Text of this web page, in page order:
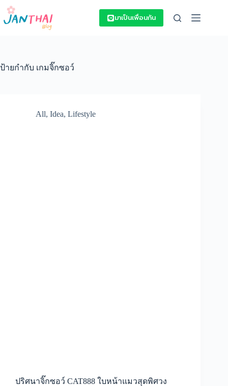
Skip
content
มาเป็นเพื่อนกัน
ป้ายกำกับ เกมจิ๊กซอว์
All, Idea, Lifestyle
ปริศนาจิ๊กซอว์ CAT888 ใบหน้าแมวสุดพิศวง